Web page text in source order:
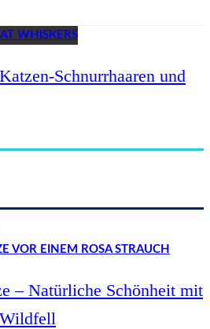
Schnurrhaaren und
– Natürliche Schönheit mit